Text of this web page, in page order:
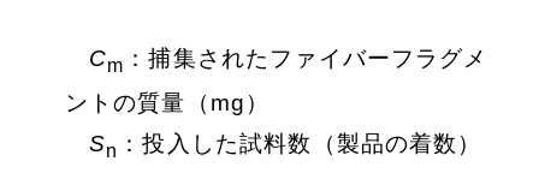
Cm ：捕集されたファイバーフラグメ
ントの質量（mg）
Sn ：投入した試料数（製品の着数）